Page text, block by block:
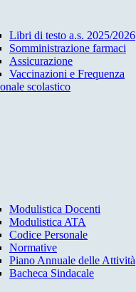
Libri di testo a.s. 2025/2026
Somministrazione farmaci
Assicurazione
Vaccinazioni e Frequenza
scolastico
Modulistica Docenti
Modulistica ATA
Codice Personale
Normative
Piano Annuale delle Attività
Bacheca Sindacale